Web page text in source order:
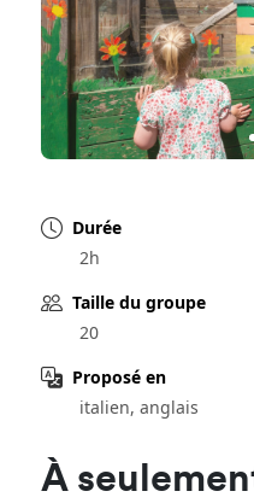
Durée
2h
Taille du groupe
20
Proposé en
italien, anglais
À